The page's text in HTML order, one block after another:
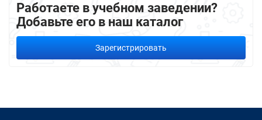
Работаете в учебном заведении?
Добавьте его в наш каталог
Зарегистрировать